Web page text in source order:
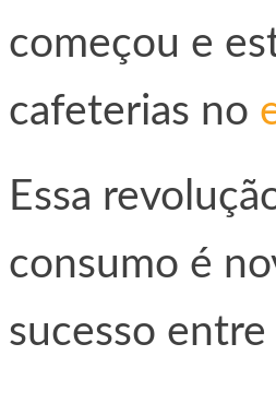
começou e
cafeterias no
Essa
consumo é
sucesso